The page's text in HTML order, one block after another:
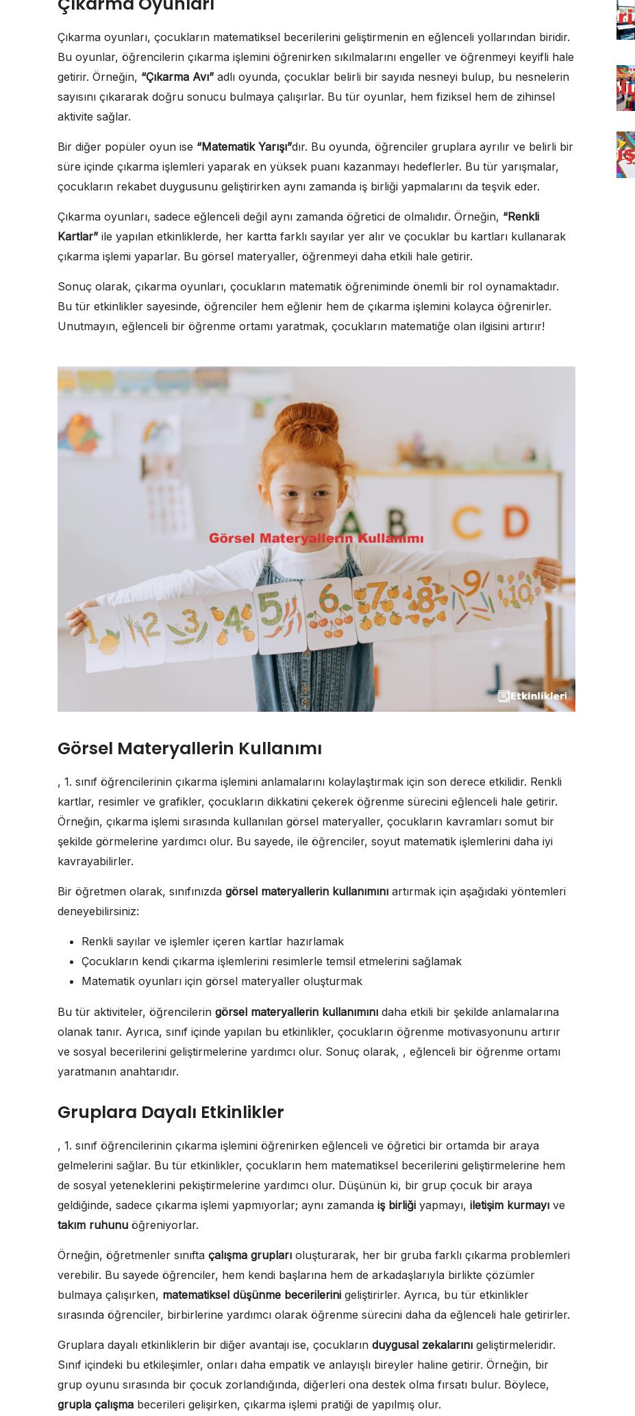
Çıkarma oyunları, çocukların matematiksel becerilerini geliştirmenin en eğlenceli yollarından biridir.
Bu oyunlar, öğrencilerin çıkarma işlemini öğrenirken sıkılmalarını engeller ve öğrenmeyi keyifli hale
getirir. Örneğin, “Çıkarma Avı” adlı oyunda, çocuklar belirli bir sayıda nesneyi bulup, bu nesnelerin
sayısını çıkararak doğru sonucu bulmaya çalışırlar. Bu tür oyunlar, hem fiziksel hem de zihinsel
aktivite sağlar.
Bir diğer popüler oyun ise “Matematik Yarışı”dır. Bu oyunda, öğrenciler gruplara ayrılır ve belirli bir
süre içinde çıkarma işlemleri yaparak en yüksek puanı kazanmayı hedeflerler. Bu tür yarışmalar,
çocukların rekabet duygusunu geliştirirken aynı zamanda iş birliği yapmalarını da teşvik eder.
Çıkarma oyunları, sadece eğlenceli değil aynı zamanda öğretici de olmalıdır. Örneğin, “Renkli
Kartlar” ile yapılan etkinliklerde, her kartta farklı sayılar yer alır ve çocuklar bu kartları kullanarak
çıkarma işlemi yaparlar. Bu görsel materyaller, öğrenmeyi daha etkili hale getirir.
Sonuç olarak, çıkarma oyunları, çocukların matematik öğreniminde önemli bir rol oynamaktadır.
Bu tür etkinlikler sayesinde, öğrenciler hem eğlenir hem de çıkarma işlemini kolayca öğrenirler.
Unutmayın, eğlenceli bir öğrenme ortamı yaratmak, çocukların matematiğe olan ilgisini artırır!
Görsel Materyallerin Kullanımı
, 1. sınıf öğrencilerinin çıkarma işlemini anlamalarını kolaylaştırmak için son derece etkilidir. Renkli
kartlar, resimler ve grafikler, çocukların dikkatini çekerek öğrenme sürecini eğlenceli hale getirir.
Örneğin, çıkarma işlemi sırasında kullanılan görsel materyaller, çocukların kavramları somut bir
şekilde görmelerine yardımcı olur. Bu sayede, ile öğrenciler, soyut matematik işlemlerini daha iyi
kavrayabilirler.
Bir öğretmen olarak, sınıfınızda görsel materyallerin kullanımını artırmak için aşağıdaki yöntemleri
deneyebilirsiniz:
Renkli sayılar ve işlemler içeren kartlar hazırlamak
Çocukların kendi çıkarma işlemlerini resimlerle temsil etmelerini sağlamak
Matematik oyunları için görsel materyaller oluşturmak
Bu tür aktiviteler, öğrencilerin görsel materyallerin kullanımını daha etkili bir şekilde anlamalarına
olanak tanır. Ayrıca, sınıf içinde yapılan bu etkinlikler, çocukların öğrenme motivasyonunu artırır
ve sosyal becerilerini geliştirmelerine yardımcı olur. Sonuç olarak, , eğlenceli bir öğrenme ortamı
yaratmanın anahtarıdır.
Gruplara Dayalı Etkinlikler
, 1. sınıf öğrencilerinin çıkarma işlemini öğrenirken eğlenceli ve öğretici bir ortamda bir araya
gelmelerini sağlar. Bu tür etkinlikler, çocukların hem matematiksel becerilerini geliştirmelerine hem
de sosyal yeteneklerini pekiştirmelerine yardımcı olur. Düşünün ki, bir grup çocuk bir araya
geldiğinde, sadece çıkarma işlemi yapmıyorlar; aynı zamanda iş birliği yapmayı, iletişim kurmayı ve
takım ruhunu öğreniyorlar.
Örneğin, öğretmenler sınıfta çalışma grupları oluşturarak, her bir gruba farklı çıkarma problemleri
verebilir. Bu sayede öğrenciler, hem kendi başlarına hem de arkadaşlarıyla birlikte çözümler
bulmaya çalışırken, matematiksel düşünme becerilerini geliştirirler. Ayrıca, bu tür etkinlikler
sırasında öğrenciler, birbirlerine yardımcı olarak öğrenme sürecini daha da eğlenceli hale getirirler.
Gruplara dayalı etkinliklerin bir diğer avantajı ise, çocukların duygusal zekalarını geliştirmeleridir.
Sınıf içindeki bu etkileşimler, onları daha empatik ve anlayışlı bireyler haline getirir. Örneğin, bir
grup oyunu sırasında bir çocuk zorlandığında, diğerleri ona destek olma fırsatı bulur. Böylece,
grupla çalışma becerileri gelişirken, çıkarma işlemi pratiği de yapılmış olur.